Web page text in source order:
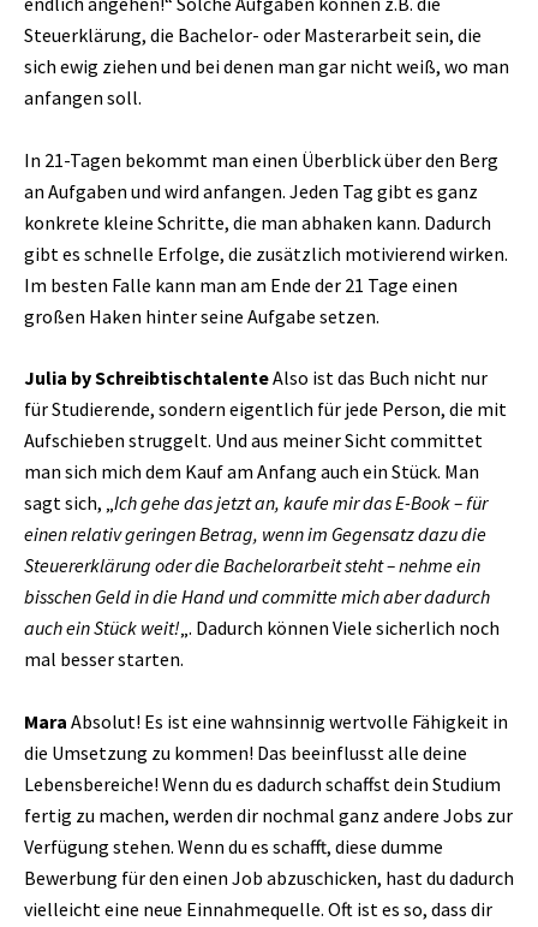
Steuerklärung, die Bachelor- oder Masterarbeit sein, die
sich ewig ziehen und bei denen man gar nicht weiß, wo man
anfangen soll.
In 21-Tagen bekommt man einen Überblick über den Berg
an Aufgaben und wird anfangen. Jeden Tag gibt es ganz
konkrete kleine Schritte, die man abhaken kann. Dadurch
gibt es schnelle Erfolge, die zusätzlich motivierend wirken.
Im besten Falle kann man am Ende der 21 Tage einen
großen Haken hinter seine Aufgabe setzen.
Julia by SchreibtischtalenteAlso ist das Buch nicht nur
für Studierende, sondern eigentlich für jede Person, die mit
Aufschieben struggelt. Und aus meiner Sicht committet
man sich mich dem Kauf am Anfang auch ein Stück. Man
sagt sich, „Ich gehe das jetzt an, kaufe mir das E-Book – für
einen relativ geringen Betrag, wenn im Gegensatz dazu die
Steuererklärung oder die Bachelorarbeit steht – nehme ein
bisschen Geld in die Hand und committe mich aber dadurch
auch ein Stück weit!„. Dadurch können Viele sicherlich noch
mal besser starten.
Mara Absolut! Es ist eine wahnsinnig wertvolle Fähigkeit in
die Umsetzung zu kommen! Das beeinflusst alle deine
Lebensbereiche! Wenn du es dadurch schaffst dein Studium
fertig zu machen, werden dir nochmal ganz andere Jobs zur
Verfügung stehen. Wenn du es schafft, diese dumme
Bewerbung für den einen Job abzuschicken, hast du dadurch
vielleicht eine neue Einnahmequelle. Oft ist es so, dass dir